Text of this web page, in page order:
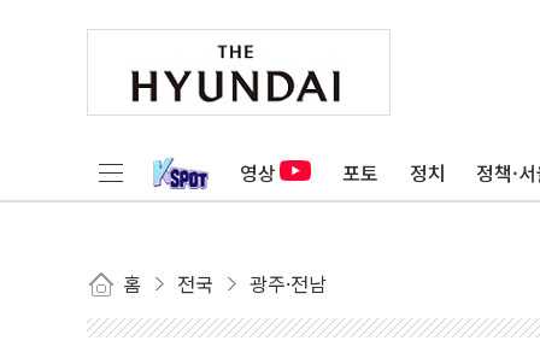
영상 포토 정치 정책·
홈 전국 광주·전남